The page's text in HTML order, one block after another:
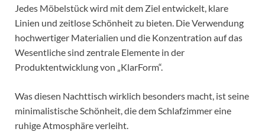
Jedes Möbelstück wird mit dem Ziel entwickelt, klare
Linien und zeitlose Schönheit zu bieten. Die Verwendung
hochwertiger Materialien und die Konzentration auf das
Wesentliche sind zentrale Elemente in der
Produktentwicklung von „KlarForm“.
Was diesen Nachttisch wirklich besonders macht, ist seine
minimalistische Schönheit, die dem Schlafzimmer eine
ruhige Atmosphäre verleiht.